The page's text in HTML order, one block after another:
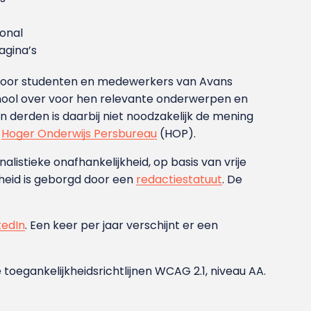
studenten en medewerkers van Avans
over voor hen relevante onderwerpen en
is daarbij niet noodzakelijk de mening
Hoger Onderwijs Persbureau (HOP).
onafhankelijkheid, op basis van vrije
is geborgd door een redactiestatuut. De
. Een keer per jaar verschijnt er een
WCAG 2.1, niveau AA.